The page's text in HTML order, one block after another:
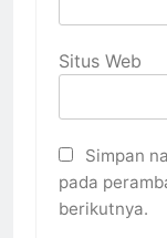
Situs Web
Simpan
pada
berikutnya.